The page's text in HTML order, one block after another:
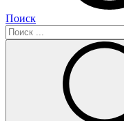
Поиск